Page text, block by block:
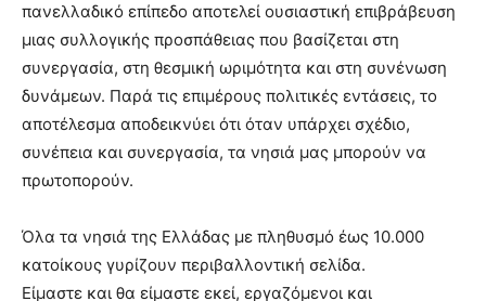
πανελλαδικό επίπεδο αποτελεί ουσιαστική επιβράβευση
μιας συλλογικής προσπάθειας που βασίζεται στη
συνεργασία, στη θεσμική ωριμότητα και στη συνένωση
δυνάμεων. Παρά τις επιμέρους πολιτικές εντάσεις, το
αποτέλεσμα αποδεικνύει ότι όταν υπάρχει σχέδιο,
συνέπεια και συνεργασία, τα νησιά μας μπορούν να
πρωτοπορούν.
Όλα τα νησιά της Ελλάδας με πληθυσμό έως 10.000
κατοίκους γυρίζουν περιβαλλοντική σελίδα.
Είμαστε και θα είμαστε εκεί, εργαζόμενοι και